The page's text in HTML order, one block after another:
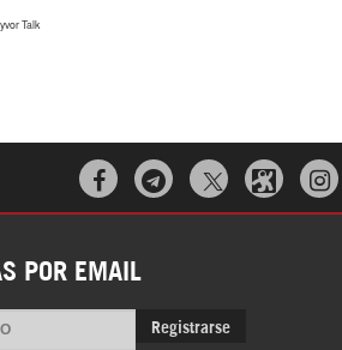
Irán pide “tolerancia cero” ante
contra instalaciones nucleares |
la Razón
 
POR EMAIL
Registrarse